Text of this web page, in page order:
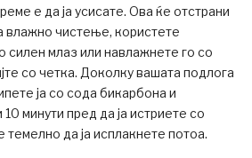
е да ја усисате. Ова ќе отстрани
влажно чистење, користете
силен млаз или навлажнете го со
со четка. Доколку вашата подлога
ја со сода бикарбона и
10 минути пред да ја истриете со
темелно да ја исплакнете потоа.